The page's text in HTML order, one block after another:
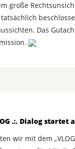
große
Das
.:. Dialog startet
wir mit dem